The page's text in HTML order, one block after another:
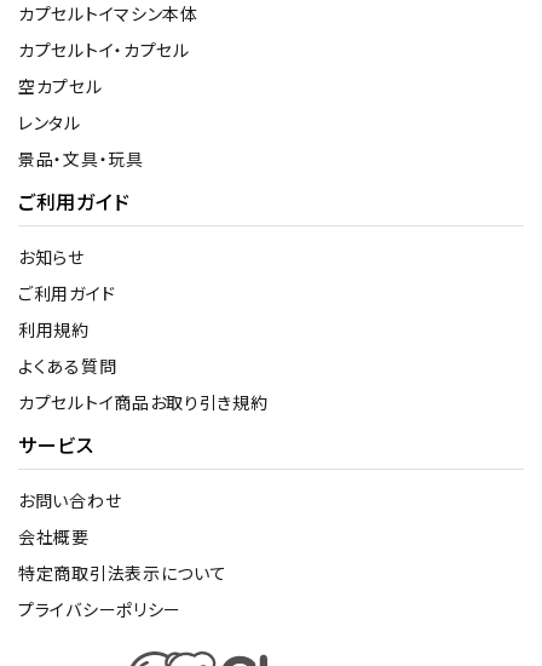
06-6282-7659
カプセルトイマシン本体
カプセルトイ・カプセル
空カプセル
レンタル
景品・文具・玩具
ご利用ガイド
お知らせ
ご利用ガイド
利用規約
よくある質問
カプセルトイ商品お取り引き規約
サービス
お問い合わせ
会社概要
特定商取引法表示について
プライバシーポリシー